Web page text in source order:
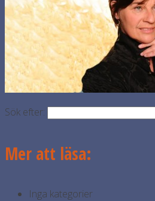
Sök efter:
Mer att läsa:
Inga kategorier